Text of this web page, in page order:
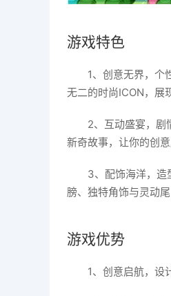
游戏特色
1、创意无界，个
无二的时尚ICON，展
2、互动盛宴，剧
新奇故事，让你的创意
3、配饰海洋，造
膀、独特角饰与灵动
游戏优势
1、创意启航，设